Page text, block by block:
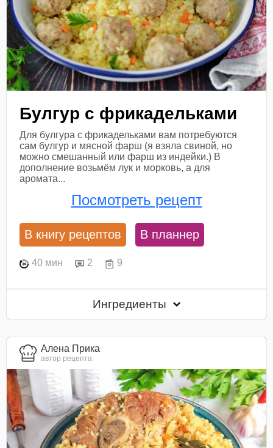
Булгур с фрикадельками
Для булгура с фрикадельками вам потребуются
сам булгур и мясной фарш (я взяла свиной, но
можно смешанный или фарш из индейки.) В
дополнение возьмём лук и морковь, а для
аромата...
Посмотреть рецепт
В книгу рецептов В планнер
40 мин 2 9
Ингредиенты
Алена Прика
автор рецепта